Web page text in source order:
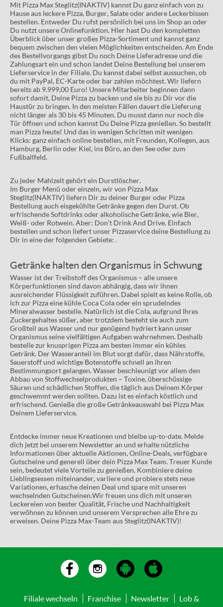
Mit Pizza Max Steglitz(INAKTIV) kannst Du ganz einfach von zu
Hause aus leckere Pizza, Burger, Salate oder andere Leckerbissen
bestellen. Entweder Du rufst persönlich bei uns im Shop an oder
Du nutzt unsere Onlinefunktion. Hier hast Du den kompletten
Überblick über unser großes Pizza-Sortiment und kannst ganz
bequem zwischen den vielen Möglichkeiten entscheiden. Am Ende
des Bestellvorgangs gibst Du noch Deine Lieferadresse und die
Zahlungsart ein und schon landet Deine Bestellung bei unserem
Lieferservice in der Filiale. Du kannst dabei selbst aussuchen, ob
du mit PayPal, EC-Karte oder bar zahlen möchtest. Wir liefern
bereits ab 9.999,00 Euro! Unsere Mitarbeiter beginnen dann
sofort damit, Deine Pizza zu backen und sie bis zu Dir vor die
Haustür zu bringen. In den meisten Fällen dauert die Lieferung
nicht länger als 30 bis 45 Minuten. Du musst dann nur noch die
Tür öffnen und schon kannst Du Deine Pizza genießen. So bestellt
man Pizza heute! Und das in wenigen Schritten mit wenigen
Klicks: ganz einfach online bestellen, mit Freunden, Kollegen, aus
Hamburg, Berlin oder Kiel, ins Büro, an den See oder zum
Fußballfeld.
Zu jeder Mahlzeit gehört ein Durstlöscher.
Im Burger Menü oder einzeln, wir von Pizza Max
Steglitz(INAKTIV) liefern Dir zu deiner Burger oder Pizza
Bestellung auch eisgekühlte Getränke gegen den Durst. Ob
erfrischende Softdrinks oder alkoholische Getränke, wie Bier,
Weiß- oder Rotwein. Aber: Don’t Drink And Drive. Einfach
bestellen und schon liefert unser Pizzaservice deine Bestellung zu
Dir in eine der folgenden Gebiete: .
Getränke halten den Organismus in Schwung
Wasser ist der Treibstoff des Organismus – alle unsere
Körperfunktionen sind davon abhängig, dass wir ihnen
ausreichender Flüssigkeit zuführen. Dabei spielt es keine Rolle, ob
ich zur Pizza eine kühle Coca Cola oder ein sprudelndes
Mineralwasser bestelle. Natürlich ist die Cola, aufgrund Ihres
Zuckergehaltes süßer, aber trotzdem besteht sie auch zum
Großteil aus Wasser und nur genügend hydriert kann unser
Organismus seine vielfältigen Aufgaben wahrnehmen. Deshalb
bestelle zur knusprigen Pizza am besten immer ein kühles
Getränk. Der Wasseranteil im Blut sorgt dafür, dass Nährstoffe,
Sauerstoff und wichtige Botenstoffe schnell an ihren
Bestimmungsort gelangen. Wasser beschleunigt vor allem den
Abbau von Stoffwechselprodukten – Toxine, überschüssige
Säuren und schädlichen Stoffen, die täglich aus Deinem Körper
geschwemmt werden sollten. Dazu ist es einfach köstlich und
erfrischend. Genieße die große Getränkeauswahl bei Pizza Max
Deinem Lieferservice.
Entdecke immer neue Kreationen und bleibe up-to-date. Melde
dich jetzt bei unserem Newsletter an und erhalte nützliche
Informationen über aktuelle Aktionen, Online-Deals, verfügbare
Gutscheine und generell über dein Pizza Max Team. Treuer Kunde
sein, bedeutet viele Vorteile zu genießen. Kombiniere deine
Lieblingsessen miteinander, variiere und probiere stets neue
Variationen, erhasche deinen Deal und spare mit unseren
wechselnden Gutscheinen.Wir freuen uns dich mit unseren
Leckereien von bester Qualität, Frische und Nachhaltigkeit
verwöhnen zu können und unserem Versprechen alle Ehre zu
erweisen. Deine Pizza Max-Team aus Steglitz(INAKTIV)!
Filiale wechseln Franchise Newsletter Lob &